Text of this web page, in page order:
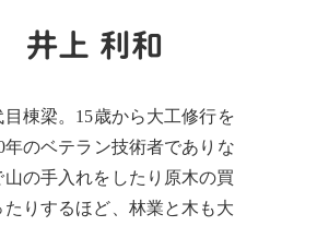
井上 利和
棟梁。15歳から大工修行を
年のベテラン技術者でありな
山の手入れをしたり原木の買
たりするほど、林業と木も大